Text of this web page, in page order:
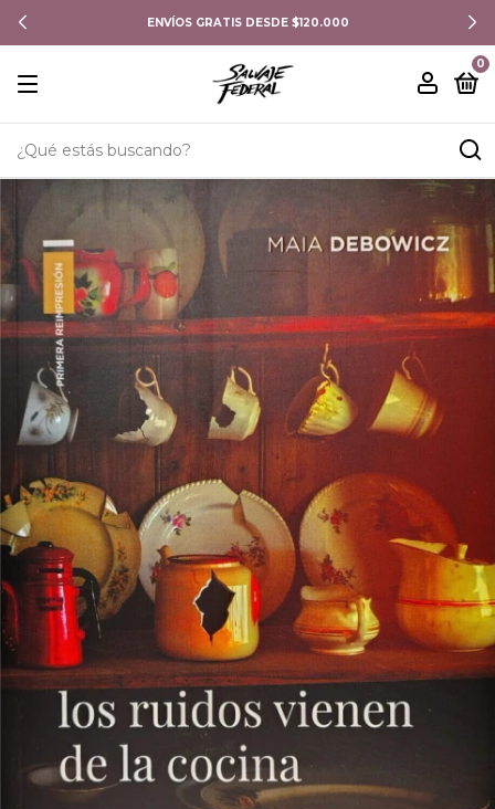
ENVÍOS GRATIS DESDE $120.000
0